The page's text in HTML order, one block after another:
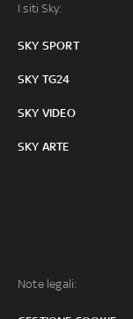
I siti Sky:
SKY SPORT
SKY TG24
SKY VIDEO
SKY ARTE
Note legali: